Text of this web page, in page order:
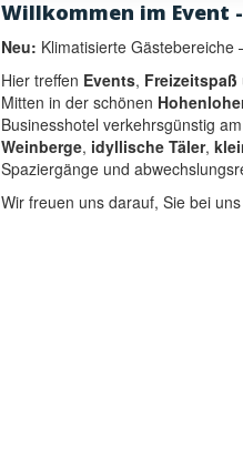
Willkommen im Event
Neu: Klimatisierte Gästebereiche
Hier treffen Events, Freizeitspaß
Mitten in der schönen
Businesshotel verkehrsgünstig
Weinberge, idyllische Täler,
Spaziergänge und
Wir freuen uns darauf, Sie bei